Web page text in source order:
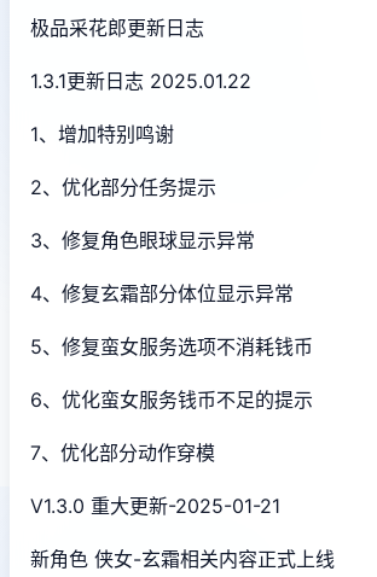
极品采花郎更新日志
1.3.1更新日志 2025.01.22
1、增加特别鸣谢
2、优化部分任务提示
3、修复角色眼球显示异常
4、修复玄霜部分体位显示异常
5、修复蛮女服务选项不消耗钱币
6、优化蛮女服务钱币不足的提示
7、优化部分动作穿模
V1.3.0 重大更新-2025-01-21
新角色 侠女-玄霜相关内容正式上线